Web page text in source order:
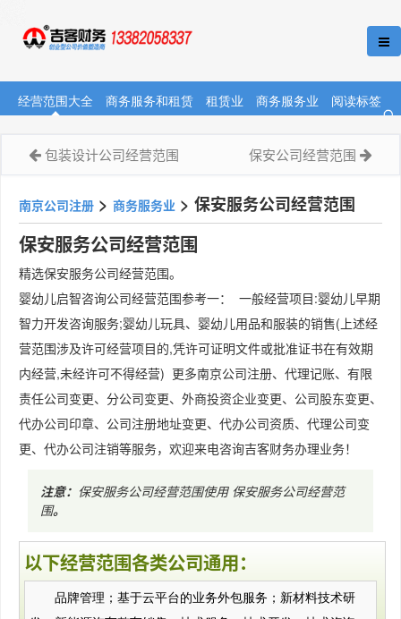
经营范围大全 商务服务和租赁 租赁业 商务服务业 阅读标签
包装设计公司经营范围 保安公司经营范围
南京公司注册 > 商务服务业 > 保安服务公司经营范围
保安服务公司经营范围
精选保安服务公司经营范围。
婴幼儿启智咨询公司经营范围参考一： 一般经营项目:婴幼儿早期
智力开发咨询服务;婴幼儿玩具、婴幼儿用品和服装的销售(上述经
营范围涉及许可经营项目的,凭许可证明文件或批准证书在有效期
内经营,未经许可不得经营) 更多南京公司注册、代理记账、有限
责任公司变更、分公司变更、外商投资企业变更、公司股东变更、
代办公司印章、公司注册地址变更、代办公司资质、代理公司变
更、代办公司注销等服务，欢迎来电咨询吉客财务办理业务！
注意： 保安服务公司经营范围使用 保安服务公司经营范
围。
以下经营范围各类公司通用：
品牌管理；基于云平台的业务外包服务；新材料技术研